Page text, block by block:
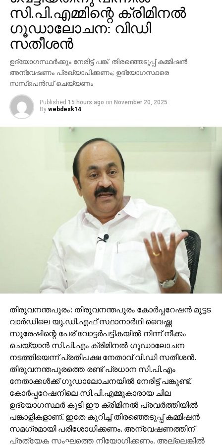
ആന്‍ഡ്രോയിഡ് റിലീസിനും യൂട്യൂബ് ഇതുവരെ
വ്യക്തമായ തീയതി പ്രഖ്യാപിച്ചിട്ടില്ല. ഉപയോക്തൃ
അനുഭവം മെച്ചപ്പെടുത്താന്‍ ലക്ഷ്യമിടുന്ന ഈ
അപ്‌ഡേറ്റ്, വലിയ പ്ലേലിസ്റ്റുകള്‍ കൈകാര്യം
ഗുണകരമാകുമെന്നാണ് പ്രതീക്ഷ.
സി.പി.എമ്മിന്റെ ക്രിമിനല്‍
ഗൂഡാലോചന: വിഡി
സതീശന്‍
ഉദ്യോഗസ്ഥര്‍ക്കും നേരിട്ട് പങ്ക്: തിരഞ്ഞെടുപ്പ് കമ്മിഷന്‍
അന്വേഷണം പ്രഖ്യാപിക്കണം; ഉദ്യോഗസ്ഥരെ
സസ്പെന്‍ഡ് ചെയ്യണം
Published 15 hours ago on November 20, 2025
By webdesk14
തിരുവനന്തപുരം: തിരുവനന്തപുരം കോര്‍പ്പറേഷന്‍ മുട്ടട
വാര്‍ഡിലെ യു.ഡി.എഫ് സ്ഥാനാര്‍ഥി വൈഷ്ണ
സുരേഷിന്റെ പേര് വോട്ടര്‍പട്ടികയില്‍ നിന്ന് നീക്കം
ചെയ്യാന്‍ സി.പി.എം ക്രിമിനല്‍ ഗൂഡാലോചന
നടത്തിയെന്ന് പ്രതിപക്ഷ നേതാവ് വി.ഡി സതീശന്‍.
തിരുവനന്തപുരത്തെ രണ്ട് പ്രധാന സി.പി.എം
നേതാക്കള്‍ക്ക് ഗൂഡാലോചനയില്‍ നേരിട്ട് പങ്കുണ്ട്.
കോര്‍പ്പറേഷനിലെ സി.പി.എമ്മുകാരായ ചില
ഉദ്യോഗസ്ഥര്‍ കൂടി ഈ ക്രിമിനല്‍ പ്രവര്‍ത്തിയില്‍
പങ്കാളികളാണ്. ഇതേ കുറിച്ച് തിരഞ്ഞെടുപ്പ് കമ്മിഷന്‍
സമഗ്രമായി പരിശോധിക്കണം. അന്വേഷണത്തിന്
പ്രത്യേക സംഘത്തെ നിയോഗിക്കണം. അല്ലെങ്കില്‍